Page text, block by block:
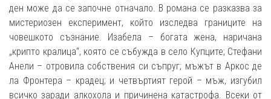
ден може да се започне отначало. В романа се разказва за
мистериозен експеримент, който изследва границите на
човешкото съзнание. Изабела – богата жена, наричана
„крипто кралица“, която се събужда в село Купците; Стефани
Анели – отровила собствения си съпруг; мъжът в Аркос де
ла Фронтера – крадец; и четвъртият герой – мъж, изгубил
всичко заради алкохола и причинена катастрофа. Всеки от